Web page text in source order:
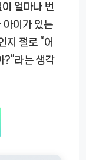
얼마나 번
아이가 있는
지 절로 “어
?”라는 생각